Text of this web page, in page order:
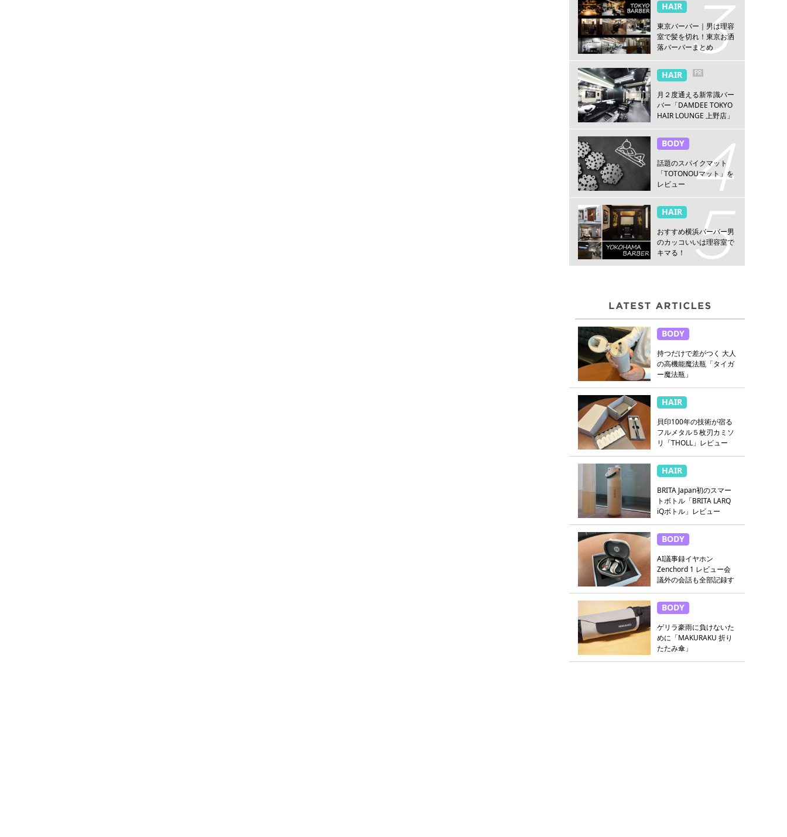
HAIR
東京バーバー｜男は理容
室で髪を切れ！東京お洒
落バーバーまとめ
HAIR PR
月２度通える新常識バー
バー「DAMDEE TOKYO
HAIR LOUNGE 上野店」
BODY
話題のスパイクマット
「TOTONOUマット」を
レビュー
HAIR
おすすめ横浜バーバー男
のカッコいいは理容室で
キマる！
BODY
持つだけで差がつく 大人
の高機能魔法瓶「タイガ
ー魔法瓶」
HAIR
貝印100年の技術が宿る
フルメタル５枚刃カミソ
リ「THOLL」レビュー
HAIR
BRITA Japan初のスマー
トボトル「BRITA LARQ
iQボトル」レビュー
BODY
AI議事録イヤホン
Zenchord 1 レビュー会
議外の会話も全部記録す
BODY
ゲリラ豪雨に負けないた
めに「MAKURAKU 折り
たたみ傘」